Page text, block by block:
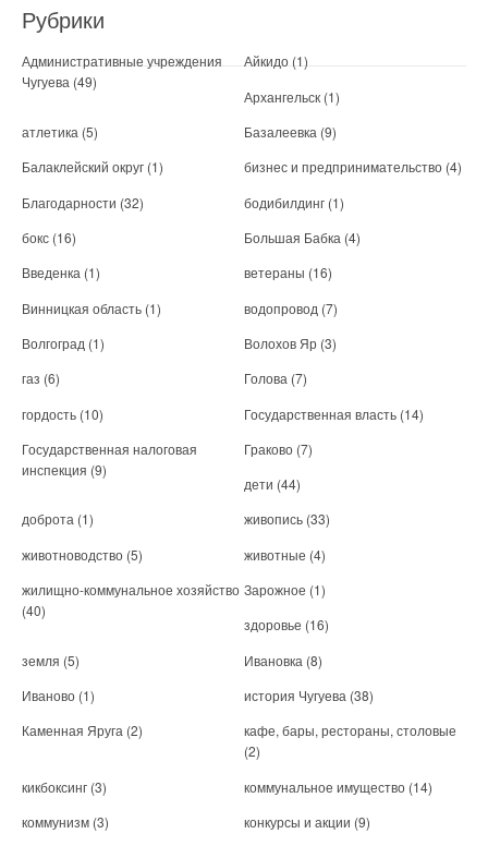
Рубрики
Административные учреждения
Чугуева (49)
Айкидо (1)
Архангельск (1)
атлетика (5) Базалеевка (9)
Балаклейский округ (1) бизнес и предпринимательство (4)
Благодарности (32) бодибилдинг (1)
бокс (16) Большая Бабка (4)
Введенка (1) ветераны (16)
Винницкая область (1) водопровод (7)
Волгоград (1) Волохов Яр (3)
газ (6) Голова (7)
гордость (10) Государственная власть (14)
Государственная налоговая
инспекция (9)
Граково (7)
дети (44)
доброта (1) живопись (33)
животноводство (5) животные (4)
жилищно-коммунальное хозяйство
(40)
Зарожное (1)
здоровье (16)
земля (5) Ивановка (8)
Иваново (1) история Чугуева (38)
Каменная Яруга (2)
кафе, бары, рестораны, столовые
(2)
кикбоксинг (3) коммунальное имущество (14)
коммунизм (3) конкурсы и акции (9)